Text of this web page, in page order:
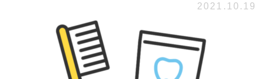
2021.10.19